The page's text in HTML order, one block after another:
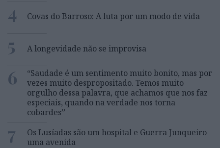
4 Covas do Barroso: A luta por um modo de vida
5 A longevidade não se improvisa
6
“Saudade é um sentimento muito bonito, mas por
vezes muito despropositado. Temos muito
orgulho dessa palavra, que achamos que nos faz
especiais, quando na verdade nos torna
cobardes’’
7
Os Lusíadas são um hospital e Guerra Junqueiro
uma avenida